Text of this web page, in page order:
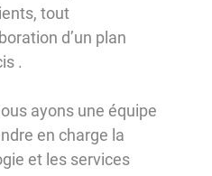
tout
d’un plan
.
ayons une équipe
en charge la
et les services